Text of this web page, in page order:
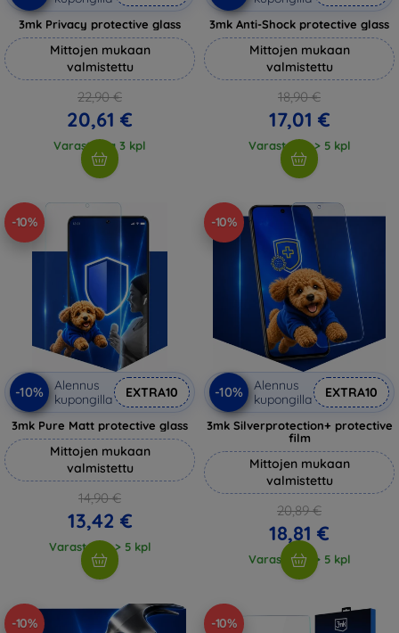
3mk Privacy protective glass
Mittojen mukaan
valmistettu
22,90 €
20,61 €
Varastossa 3 kpl
3mk Anti-Shock protective glass
Mittojen mukaan
valmistettu
18,90 €
17,01 €
Varastossa > 5 kpl
-10%
-10%
Alennus
kupongilla
EXTRA10
3mk Pure Matt protective glass
Mittojen mukaan
valmistettu
14,90 €
13,42 €
Varastossa > 5 kpl
-10%
-10%
Alennus
kupongilla
EXTRA10
3mk Silverprotection+ protective
film
Mittojen mukaan
valmistettu
20,89 €
18,81 €
Varastossa > 5 kpl
-10% -10%